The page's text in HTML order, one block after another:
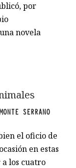
por
novela
SERRANO
el oficio de
en estas
los cuatro